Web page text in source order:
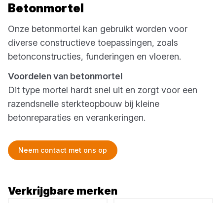
Betonmortel
Onze betonmortel kan gebruikt worden voor
diverse constructieve toepassingen, zoals
betonconstructies, funderingen en vloeren.
Voordelen van betonmortel
Dit type mortel hardt snel uit en zorgt voor een
razendsnelle sterkteopbouw bij kleine
betonreparaties en verankeringen.
Neem contact met ons op
Verkrijgbare merken